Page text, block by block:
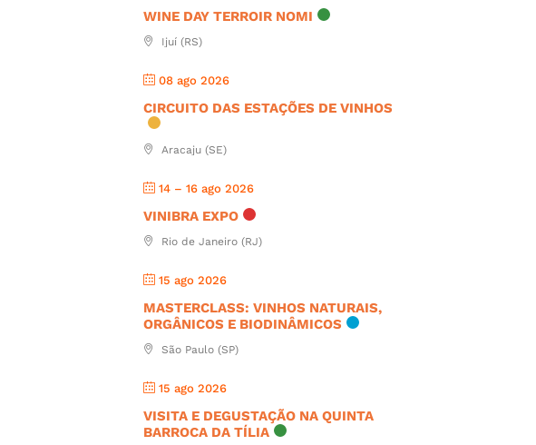
WINE DAY TERROIR NOMI
Ijuí (RS)
08 ago 2026
CIRCUITO DAS ESTAÇÕES DE VINHOS
Aracaju (SE)
14 – 16 ago 2026
VINIBRA EXPO
Rio de Janeiro (RJ)
15 ago 2026
MASTERCLASS: VINHOS NATURAIS,
ORGÂNICOS E BIODINÂMICOS
São Paulo (SP)
15 ago 2026
VISITA E DEGUSTAÇÃO NA QUINTA
BARROCA DA TÍLIA